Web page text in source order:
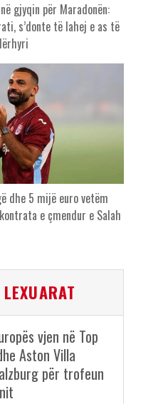
gjyqin për Maradonën:
s’donte të lahej e as të
dhe 5 mijë euro vetëm
e çmendur e Salah
vjen në Top
Aston Villa
për trofeun